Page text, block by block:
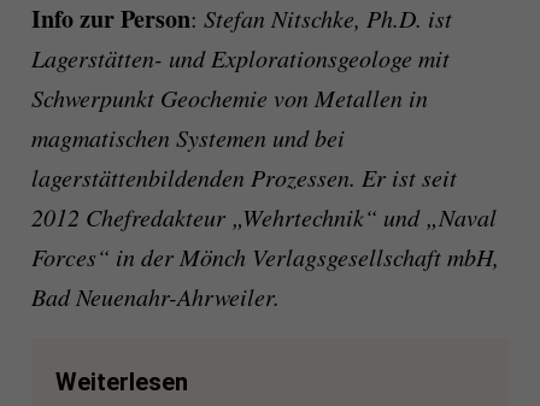
Info zur Person: Stefan Nitschke, Ph.D. ist
Lagerstätten- und Explorationsgeologe mit
Schwerpunkt Geochemie von Metallen in
magmatischen Systemen und bei
lagerstättenbildenden Prozessen. Er ist seit
2012 Chefredakteur „Wehrtechnik“ und „Naval
Forces“ in der Mönch Verlagsgesellschaft mbH,
Bad Neuenahr-Ahrweiler.
Weiterlesen